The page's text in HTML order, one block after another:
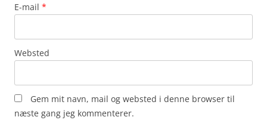
E-mail *
Websted
Gem mit navn, mail og websted i denne browser til
næste gang jeg kommenterer.